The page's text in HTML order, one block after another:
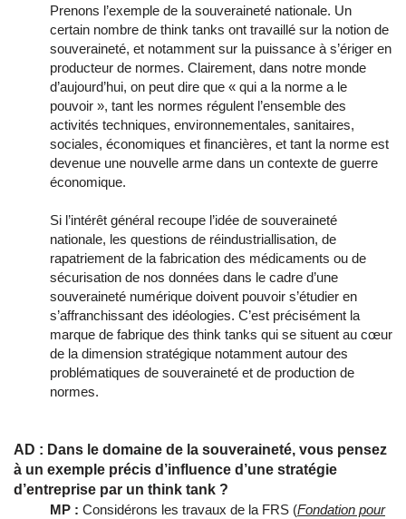
Prenons l’exemple de la souveraineté nationale. Un
certain nombre de think tanks ont travaillé sur la notion de
souveraineté, et notamment sur la puissance à s’ériger en
producteur de normes. Clairement, dans notre monde
d’aujourd’hui, on peut dire que « qui a la norme a le
pouvoir », tant les normes régulent l’ensemble des
activités techniques, environnementales, sanitaires,
sociales, économiques et financières, et tant la norme est
devenue une nouvelle arme dans un contexte de guerre
économique.
Si l’intérêt général recoupe l’idée de souveraineté
nationale, les questions de réindustriallisation, de
rapatriement de la fabrication des médicaments ou de
sécurisation de nos données dans le cadre d’une
souveraineté numérique doivent pouvoir s’étudier en
s’affranchissant des idéologies. C’est précisément la
marque de fabrique des think tanks qui se situent au cœur
de la dimension stratégique notamment autour des
problématiques de souveraineté et de production de
normes.
AD : Dans le domaine de la souveraineté, vous pensez
à un exemple précis d’influence d’une stratégie
d’entreprise par un think tank ?
MP : Considérons les travaux de la FRS (Fondation pour